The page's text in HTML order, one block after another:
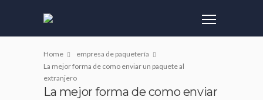
Home
empresa de paquetería
La mejor forma de como enviar un paquete al
extranjero
La mejor forma de como enviar